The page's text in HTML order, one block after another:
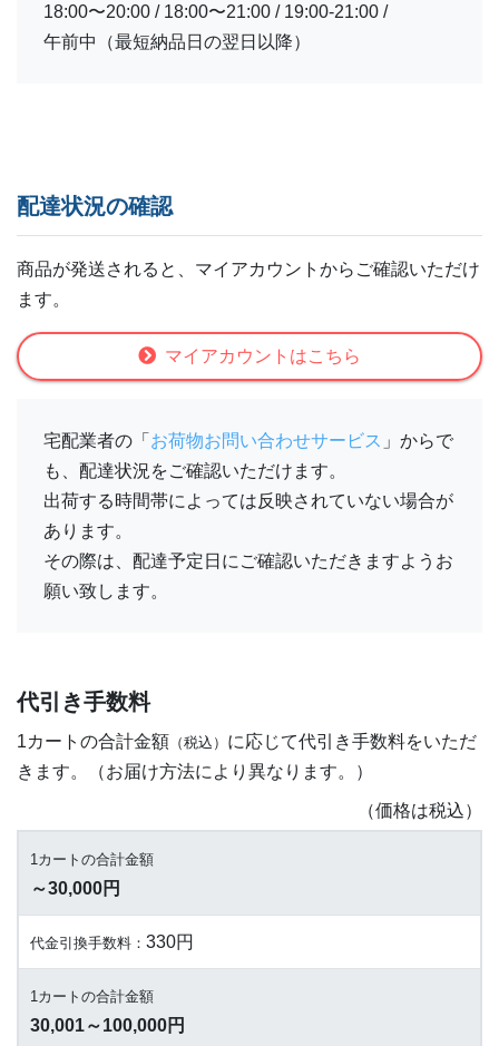
18:00〜20:00 / 18:00〜21:00 / 19:00-21:00 /
午前中（最短納品日の翌日以降）
配達状況の確認
商品が発送されると、マイアカウントからご確認いただけ
ます。
マイアカウントはこちら
宅配業者の「 お荷物お問い合わせサービス 」からで
も、配達状況をご確認いただけます。
出荷する時間帯によっては反映されていない場合が
あります。
その際は、配達予定日にご確認いただきますようお
願い致します。
代引き手数料
1カートの合計金額 （税込） に応じて代引き手数料をいただ
きます。（お届け方法により異なります。）
（価格は税込）
1カートの合計金額
～30,000円
代金引換手数料： 330円
1カートの合計金額
30,001～100,000円